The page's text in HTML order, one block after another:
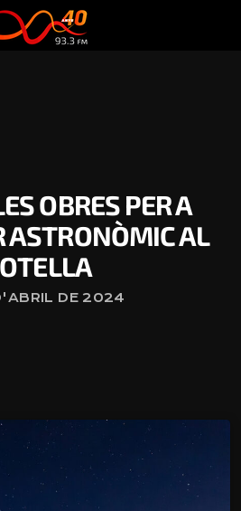
OBRES PER A
ASTRONÒMIC AL
DE 2024